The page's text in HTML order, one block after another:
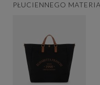
PŁUCIENNEGO